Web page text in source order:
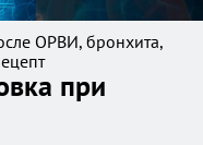
ОРВИ, бронхита,
при